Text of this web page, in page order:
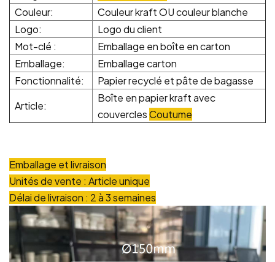
Couleur:
Couleur kraft OU couleur blanche
Logo:
Logo du client
Mot-clé :
Emballage en boîte en carton
Emballage:
Emballage carton
Fonctionnalité:
Papier recyclé et pâte de bagasse
Article:
Boîte en papier kraft avec
couverclesCoutume
Emballage et livraison
Unités de vente : Article unique
Délai de livraison : 2 à 3 semaines